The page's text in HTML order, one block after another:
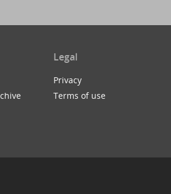
Legal
Privacy
Terms of use